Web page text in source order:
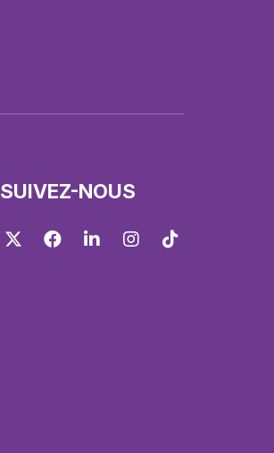
SUIVEZ-NOUS
Twitter FacebookLinkedIn Instagram